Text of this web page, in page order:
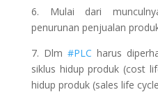
6. Mulai dari
penurunan penjualan
7. Dlm #PLC harus
siklus hidup produk (cost
hidup produk (sales life